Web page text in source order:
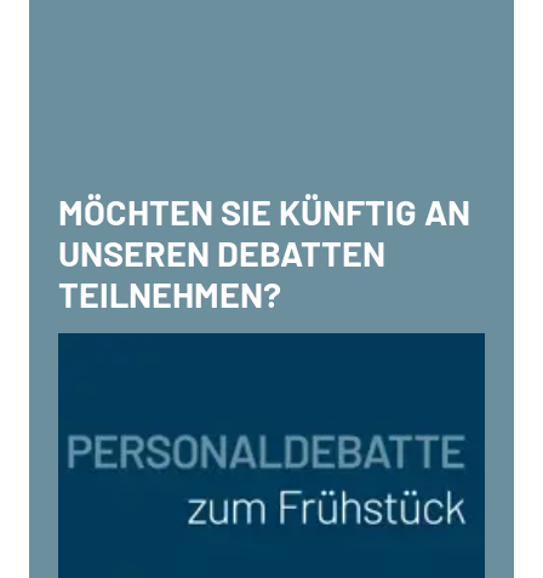
MÖCHTEN SIE KÜNFTIG AN
UNSEREN DEBATTEN
TEILNEHMEN?